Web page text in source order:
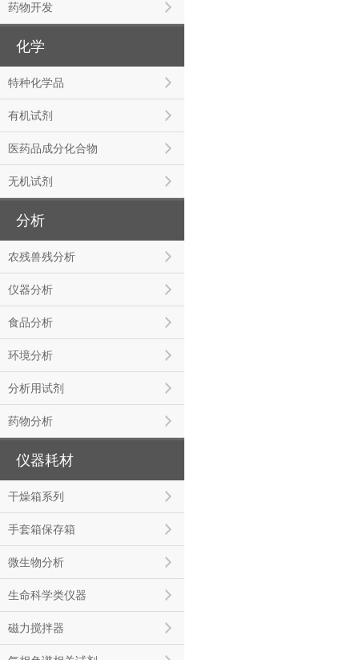
药物开发
化学
特种化学品
有机试剂
医药品成分化合物
无机试剂
分析
农残兽残分析
仪器分析
食品分析
环境分析
分析用试剂
药物分析
仪器耗材
干燥箱系列
手套箱保存箱
微生物分析
生命科学类仪器
磁力搅拌器